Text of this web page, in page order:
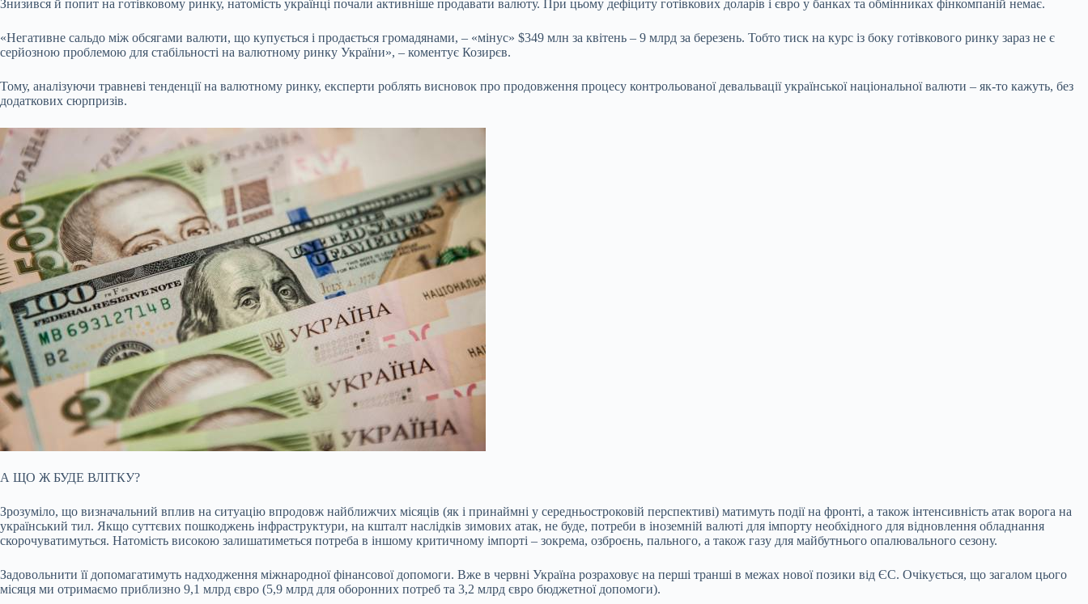
Знизився й попит на готівковому ринку, натомість українці почали активніше продавати валюту. При цьому дефіциту готівкових доларів і євро у банках та обмінниках фінкомпаній немає.
«Негативне сальдо між обсягами валюти, що купується і продається громадянами, – «мінус» $349 млн за квітень – 9 млрд за березень. Тобто тиск на курс із боку готівкового ринку зараз не є
серйозною проблемою для стабільності на валютному ринку України», – коментує Козирєв.
Тому, аналізуючи травневі тенденції на валютному ринку, експерти роблять висновок про продовження процесу контрольованої девальвації української національної валюти – як-то кажуть, без
додаткових сюрпризів.
А ЩО Ж БУДЕ ВЛІТКУ?
Зрозуміло, що визначальний вплив на ситуацію впродовж найближчих місяців (як і принаймні у середньостроковій перспективі) матимуть події на фронті, а також інтенсивність атак ворога на
український тил. Якщо суттєвих пошкоджень інфраструктури, на кшталт наслідків зимових атак, не буде, потреби в іноземній валюті для імпорту необхідного для відновлення обладнання
скорочуватимуться. Натомість високою залишатиметься потреба в іншому критичному імпорті – зокрема, озброєнь, пального, а також газу для майбутнього опалювального сезону.
Задовольнити її допомагатимуть надходження міжнародної фінансової допомоги. Вже в червні Україна розраховує на перші транші в межах нової позики від ЄС. Очікується, що загалом цього
місяця ми отримаємо приблизно 9,1 млрд євро (5,9 млрд для оборонних потреб та 3,2 млрд євро бюджетної допомоги).